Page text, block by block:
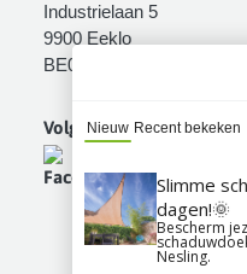
Industrielaan 5
9900 Eeklo
BE0667 957 242
Volg ons op